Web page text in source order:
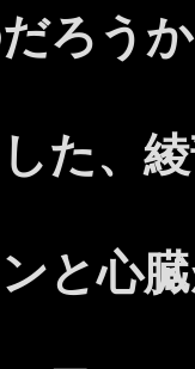
ろう
た、
と心